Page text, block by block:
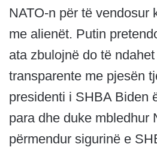
NATO-n për të vendosur
me alienët. Putin
ata zbulojnë do të
transparente me pjesën
presidenti i SHBA Biden
para dhe duke mbledhur
përmendur sigurinë e